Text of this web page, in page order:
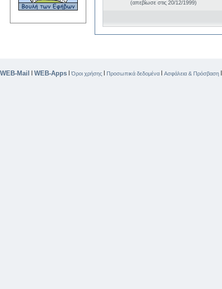
(απεβίωσε στις 20/12/1999)
WEB-Mail | WEB-Apps |Όροι χρήσης | Προσωπικά δεδομένα | Ασφάλεια & Πρόσβαση